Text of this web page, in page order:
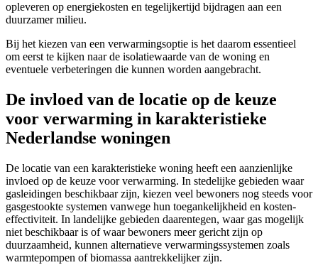
opleveren op energiekosten en tegelijkertijd bijdragen aan een
duurzamer milieu.
Bij het kiezen van een verwarmingsoptie is het daarom essentieel
om eerst te kijken naar de isolatiewaarde van de woning en
eventuele verbeteringen die kunnen worden aangebracht.
De invloed van de locatie op de keuze
voor verwarming in karakteristieke
Nederlandse woningen
De locatie van een karakteristieke woning heeft een aanzienlijke
invloed op de keuze voor verwarming. In stedelijke gebieden waar
gasleidingen beschikbaar zijn, kiezen veel bewoners nog steeds voor
gasgestookte systemen vanwege hun toegankelijkheid en kosten-
effectiviteit. In landelijke gebieden daarentegen, waar gas mogelijk
niet beschikbaar is of waar bewoners meer gericht zijn op
duurzaamheid, kunnen alternatieve verwarmingssystemen zoals
warmtepompen of biomassa aantrekkelijker zijn.